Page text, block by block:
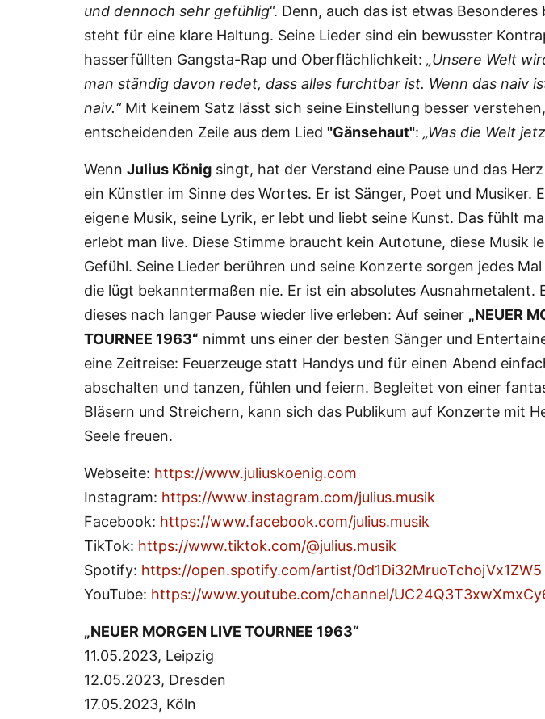
und dennoch sehr gefühlig“. Denn, auch das ist etwas Besonderes
steht für eine klare Haltung. Seine Lieder sind ein bewusster
hasserfüllten Gangsta-Rap und Oberflächlichkeit: „Unsere Welt
man ständig davon redet, dass alles furchtbar ist. Wenn das naiv
naiv.“Mit keinem Satz lässt sich seine Einstellung besser
entscheidenden Zeile aus dem Lied "Gänsehaut": „Was die Welt
Wenn Julius König singt, hat der Verstand eine Pause und das
ein Künstler im Sinne des Wortes. Er ist Sänger, Poet und Musiker.
eigene Musik, seine Lyrik, er lebt und liebt seine Kunst. Das fühlt
erlebt man live. Diese Stimme braucht kein Autotune, diese Musik
Gefühl. Seine Lieder berühren und seine Konzerte sorgen jedes
die lügt bekanntermaßen nie. Er ist ein absolutes Ausnahmetalent.
dieses nach langer Pause wieder live erleben: Auf seiner „NEUER
TOURNEE 1963“ nimmt uns einer der besten Sänger und
eine Zeitreise: Feuerzeuge statt Handys und für einen Abend
abschalten und tanzen, fühlen und feiern. Begleitet von einer
Bläsern und Streichern, kann sich das Publikum auf Konzerte mit
Seele freuen.
Webseite: https://www.juliuskoenig.com
Instagram: https://www.instagram.com/julius.musik
Facebook: https://www.facebook.com/julius.musik
TikTok: https://www.tiktok.com/@julius.musik
Spotify: https://open.spotify.com/artist/0d1Di32MruoTchojVx1ZW5
YouTube: https://www.youtube.com/channel/
„NEUER MORGEN LIVE TOURNEE 1963“
11.05.2023, Leipzig
12.05.2023, Dresden
17.05.2023, Köln